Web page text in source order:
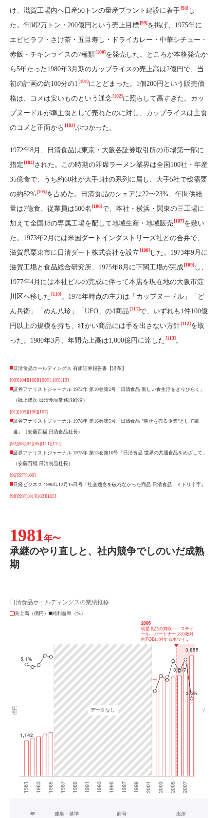
け、滋賀工場内へ日産50トンの量産プラント建設に着手[98] し
た。年間2万トン・200億円という売上目標[99]を掲げ、1975年に
エビピラフ・さけ茶・五目寿し・ドライカレー・中華シチュー・
赤飯・チキンライスの7種類[100]を発売した。ところが本格発売か
ら5年たった1980年3月期のカップライスの売上高は2億円で、当
初の計画の約100分の1 [101]にとどまった。1個200円という販売価
格は、コメは安いものという通念[102]に照らして高すぎた。カッ
プヌードルが準主食として売れたのに対し、カップライスは主食
のコメと正面から [103]ぶつかった。
1972年8月、日清食品は東京・大阪各証券取引所の市場第一部に
指定[104]された。この時期の即席ラーメン業界は全国100社・年産
35億食で、うち約60社が大手5社の系列に属し、大手5社で総需要
の約82%[105]を占めた。日清食品のシェアは22〜23%、年間供給
量は7億食、従業員は500名 [106]で、本社・横浜・関東の三工場に
加えて全国18の専属工場を配して地域生産・地域販売[107]を敷い
た。1973年2月には米国ダートインダストリーズ社との合弁で、
滋賀県栗東市に日清ダート株式会社を設立[108] した。1973年9月に
滋賀工場と食品総合研究所、1975年8月に下関工場が完成[109] し、
1977年4月には本社ビルの完成に伴って本店を現在地の大阪市淀
川区へ移した [110]。1978年時点の主力は「カップヌードル」「ど
ん兵衛」「めん八珍」「UFO」の4商品[111]で、いずれも1件100億
円以上の規模を持ち、細かい商品には手を出さない方針[112]を取
った。1980年3月、年間売上高は1,000億円に達した [113]。
日清食品ホールディングス 有価証券報告書【沿革】
[90][104][108][109][110][113]
証券アナリストジャーナル 1972年 第10巻第2号「日清食品 新しい食生活をきりひらく」
（砥上峰次 日清食品常務取締役）
[91][105][106][107]
証券アナリストジャーナル 1978年 第16巻第5号「日清食品 "幸せを売る企業"として躍
進」（安藤百福 日清食品社長）
[92][93][94][95][111][112]
証券アナリストジャーナル 1975年 第13巻第10号「日清食品 世界の共通食品をめざして」
（安藤百福 日清食品社長）
[96][97][100]
日経ビジネス 1980年12月15日号「社会通念を破れなかった商品 日清食品、ミドリ十字」
[98][99][101][102][103]
1981年〜
承継のやり直しと、社内競争でしのいだ成熟
期
日清食品ホールディングスの業績推移
売上高（億円）
純利益率（%）
年 連単・基準 商号 出所